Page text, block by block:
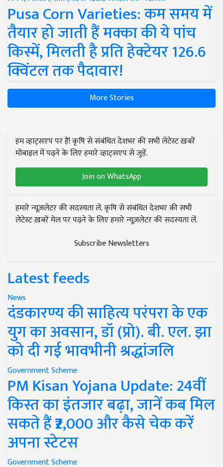
Pusa Corn Varieties: कम समय में
तैयार हो जाती हैं मक्का की ये पांच
किस्में, मिलती है प्रति हेक्टेयर 126.6
क्विंटल तक पैदावार!
More Stories
हम व्हाट्सएप पर हैं! कृषि से संबंधित देशभर की सभी लेटेस्ट ख़बरें
मोबाइल में पढ़ने के लिए हमारे व्हाट्सएप से जुड़ें.
Join on WhatsApp
हमारे न्यूज़लेटर की सदस्यता लें. कृषि से संबंधित देशभर की सभी
लेटेस्ट ख़बरें मेल पर पढ़ने के लिए हमारे न्यूज़लेटर की सदस्यता लें.
Subscribe Newsletters
Latest feeds
News
दंडकारण्य की साहित्य परंपरा के एक
युग का अवसान, डॉ (प्रो). बी. एल. झा
को दी गई भावभीनी श्रद्धांजलि
Government Scheme
PM Kisan Yojana Update: 24वीं
किस्त का इंतजार बढ़ा, जानें कब मिल
सकते हैं ₹2,000 और कैसे चेक करें
अपना स्टेटस
Government Scheme